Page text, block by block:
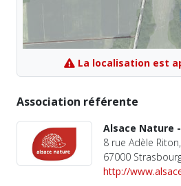
La localisation est
Association référente
Alsace Nature
8 rue Adèle Riton,
67000
http://